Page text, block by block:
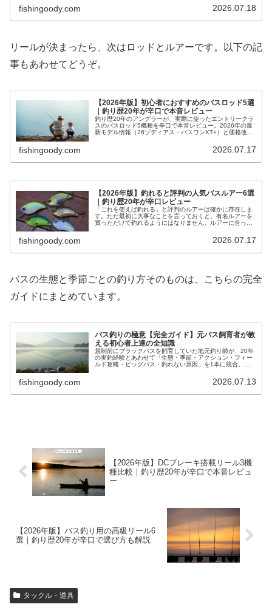
fishingoody.com 2026.07.18
リールが決まったら、次はロッドとルアーです。以下の記
事もあわせてどうぞ。
【2026年版】初心者におすすめのバスロッド5選
｜釣り歴20年が辛口で本音レビュー
釣り歴20年のアングラーが、実際に使ったエントリークラ
スのバスロッド5機種を辛口で本音レビュー。2026年の最
新モデル情報（26ゾディアス・バスワンXT+）と価格改定
fishingoody.com 2026.07.17
【2026年版】釣れると評判の人気バスルアー6選
｜釣り歴20年が辛口レビュー
「これを使えば釣れる」と評判のルアーは確かに存在しま
す。ただ最初に大事なことを言っておくと、有名ルアーを
買っただけで釣れるようにはなりません。ルアーに合った
fishingoody.com 2026.07.17
バスの生態と季節ごとの釣り方そのものは、こちらの完全
ガイドにまとめています。
バス釣りの極意【完全ガイド】元バス飼育者が教
える初心者上達の全知識
規制前にブラックバスを飼育していた地元釣り師が、20年
の実釣経験とあわせて「生態・季節・アクション・フィー
ルド攻略・ビッグバス・釣れない原因」を1本に統合。初
fishingoody.com 2026.07.13
【2026年版】DCブレーキ搭載リール3機
種比較｜釣り歴20年が辛口で本音レビュ
ー
【2026年版】バス釣り用の高級リール6
選｜釣り歴20年が辛口で選び方も解説
タックル・道具